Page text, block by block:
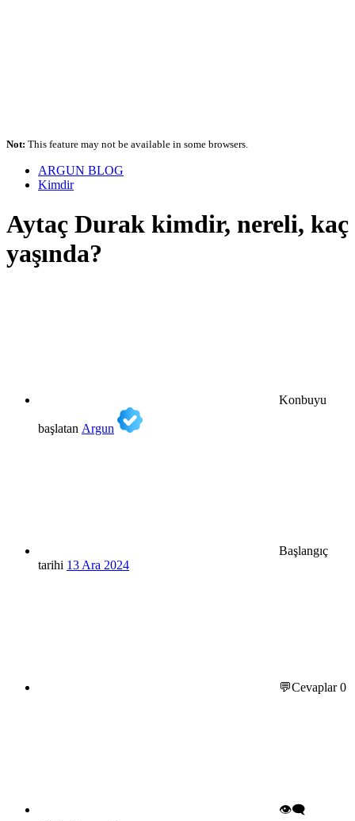
Not: This feature may not be available in some browsers.
ARGUN BLOG
Kimdir
Aytaç Durak kimdir, nereli, kaç
yaşında?
Konbuyu
başlatan Argun
Başlangıç
tarihi 13 Ara 2024
💬Cevaplar0
👁️‍🗨️